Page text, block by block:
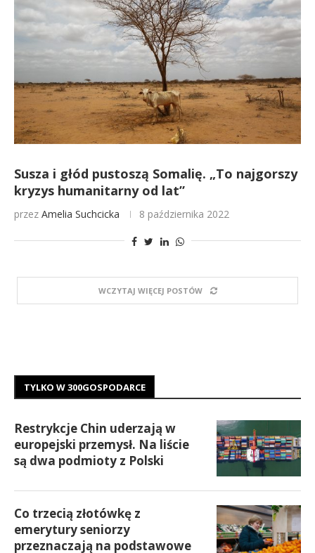
Susza i głód pustoszą Somalię. „To najgorszy
kryzys humanitarny od lat”
przez Amelia Suchcicka 8 października 2022
WCZYTAJ WIĘCEJ POSTÓW
TYLKO W 300GOSPODARCE
Restrykcje Chin uderzają w
europejski przemysł. Na liście
są dwa podmioty z Polski
Co trzecią złotówkę z
emerytury seniorzy
przeznaczają na podstawowe